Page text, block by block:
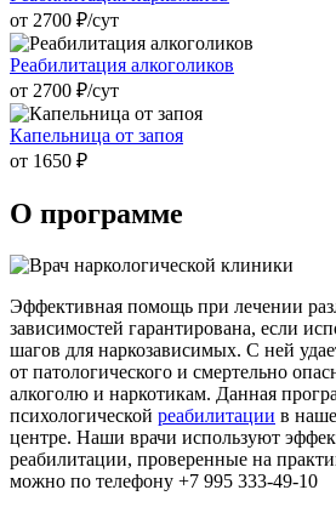
от 2700 ₽/cут
Реабилитация алкоголиков
от 2700 ₽/cут
Капельница от запоя
от 1650 ₽
О программе
Эффективная помощь при лечении
зависимостей гарантирована, если
шагов для наркозависимых. С ней
от патологического и смертельно
алкоголю и наркотикам. Данная
психологической реабилитации в
центре. Наши врачи используют
реабилитации, проверенные на
можно по телефону +7 995 333-49-10